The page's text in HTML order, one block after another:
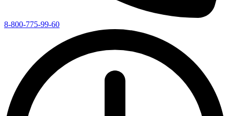
8-800-775-99-60